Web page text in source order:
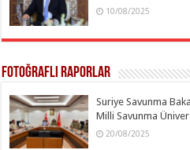
10/08/2025
Fotoğraflı Raporlar
Suriye Savunma
Milli Savunma
20/08/2025